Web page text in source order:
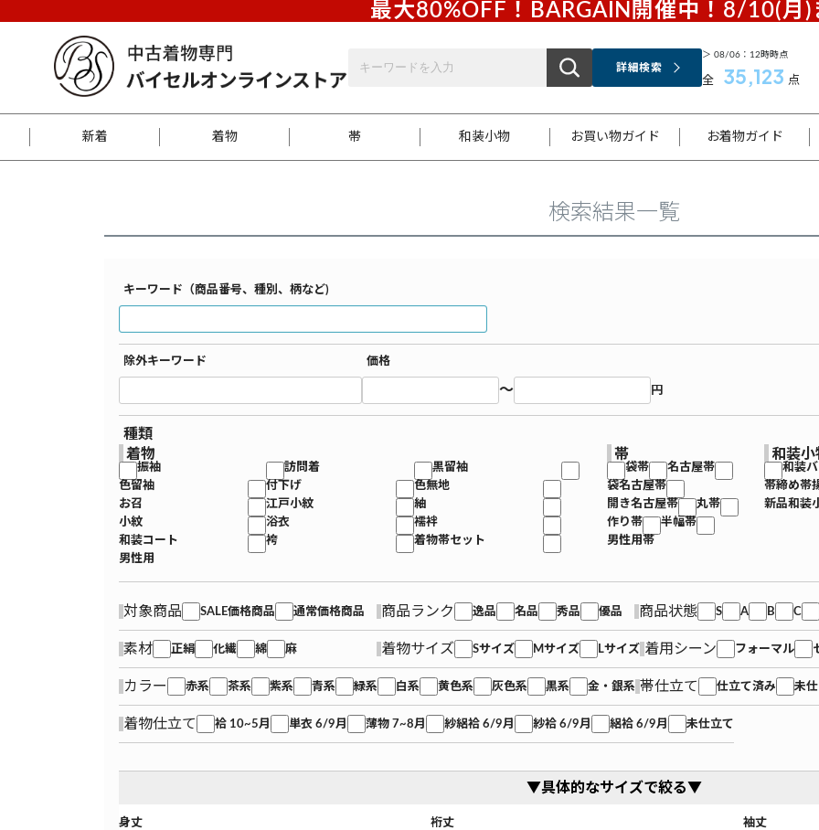
最大80%OFF！BARGAIN開催中！8/10(月)
詳細検索
＞ 08/06：12時時点
全 35,123 点
新着 着物
江戸小紋
帯 和装小物 お買い物ガイド
お支払いについて 着物参考サイズ/採寸について
お着物ガイド
はじめてのお着物ガイド サイズ案内
新規会員登録
着物知識 スタッフブログ
検索結果一覧
キーワード（商品番号、種別、柄など)
除外キーワード 価格
～ 円
種類
着物
振袖 訪問着
黒留袖
色留袖
付下げ
色無地
お召
江戸小紋
紬
小紋
浴衣
襦袢
和装コート
袴
着物帯セット
男性用
帯
袋帯
名古屋帯
袋名古屋帯
開き名古屋帯
丸帯
作り帯
半幅帯
男性用帯
和装小
和装
帯締め帯
新品和装
対象商品 SALE価格商品 通常価格商品 商品ランク 逸品 名品 秀品 優品 商品状態 S A B C
素材 正絹 化繊 綿 麻 着物サイズ Sサイズ Mサイズ Lサイズ 着用シーン フォーマル
カラー 赤系 茶系 紫系 青系 緑系 白系 黄色系 灰色系 黒系 金・銀系 帯仕立て 仕立て済み 未
着物仕立て 袷 10~5月 単衣 6/9月 薄物 7~8月 紗絽袷 6/9月 紗袷 6/9月 絽袷 6/9月 未仕立て
▼具体的なサイズで絞る▼
身丈 裄丈 袖丈